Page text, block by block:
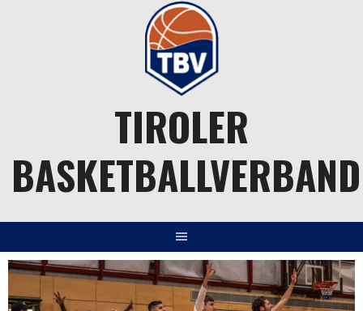
TIROLER
BASKETBALLVERBAND